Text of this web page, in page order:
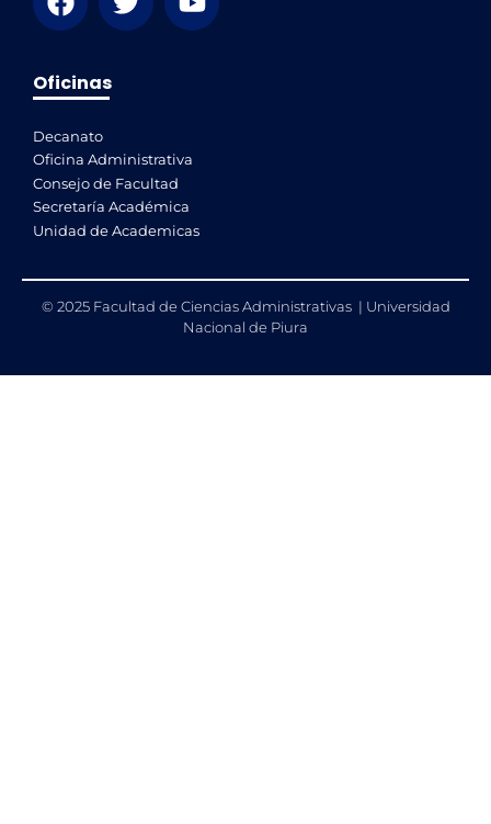
Oficinas
Decanato
Oficina Administrativa
Consejo de Facultad
Secretaría Académica
Unidad de Academicas
© 2025 Facultad de Ciencias Administrativas | Universidad
Nacional de Piura